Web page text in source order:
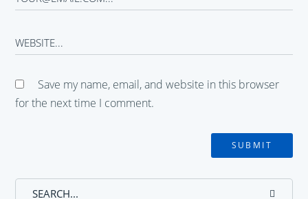
Save my name, email, and website in this browser
for the next time I comment.